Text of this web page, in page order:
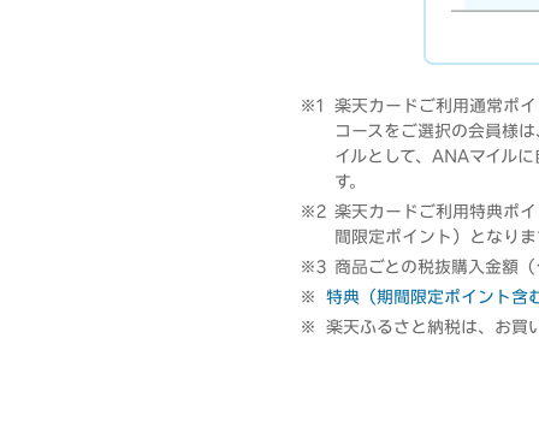
楽天カードご利用通常ポ
コースをご選択の会員様
イルとして、ANAマイル
す。
楽天カードご利用特典ポ
間限定ポイント）となりま
商品ごとの税抜購入金額
特典（期間限定ポイント含
楽天ふるさと納税は、お買